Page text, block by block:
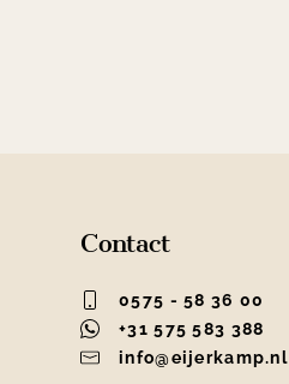
Contact
0575 - 58 36 00
+31 575 583 388
info@eijerkamp.nl